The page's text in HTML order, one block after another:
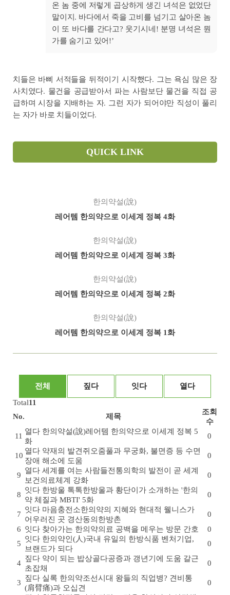
온 놈 중에 저렇게 곱상하게 생긴 녀석은 없었단
말이지. 바다에서 죽을 고비를 넘기고 살아온 놈
이 또 바다를 간다고? 웃기시네! 분명 녀석은 뭔
가를 숨기고 있어!’
치들은 바삐 서적들을 뒤적이기 시작했다. 그는 욕심 많은 장
사치였다. 물건을 공급받아서 파는 사람보단 물건을 직접 공
급하며 시장을 지배하는 자. 그런 자가 되어야만 직성이 풀리
는 자가 바로 치들이었다.
QUICK LINK
한의약설(說)
레어템 한의약으로 이세계 정복 4화
한의약설(說)
레어템 한의약으로 이세계 정복 3화
한의약설(說)
레어템 한의약으로 이세계 정복 2화
한의약설(說)
레어템 한의약으로 이세계 정복 1화
전체 짚다 잇다
열다
Total11
No.
제목
조회
수
11
열다 한의약설(說)레어템 한의약으로 이세계 정복 5
화
0
10
열다 약재의 발견 쥐오줌풀과 무궁화, 불면증 등 수면
장애 해소에 도움
0
9
열다 세계를 여는 사람들전통의학의 발전이 곧 세계
보건의료체계 강화
0
8
잇다 한방울 톡톡한방울과 황단이가 소개하는 '한의
약 체질과 MBTI' 5화
0
7
잇다 마음충전소한의약의 지혜와 현대적 웰니스가
어우러진 곳 경산동의한방촌
0
6 잇다 찾아가는 한의약의료 공백을 메우는 방문 간호
0
5
잇다 한의약인(人)국내 유일의 한방식품 벤처기업,
브랜드가 되다
0
4
짚다 약이 되는 밥상골다공증과 갱년기에 도움 갈근
초잡채
0
3
짚다 실록 한의약조선시대 왕들의 직업병? 견비통
(肩臂痛)과 오십견
0